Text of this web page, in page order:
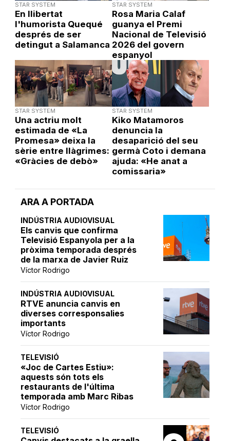
ARA A PORTADA
INDÚSTRIA AUDIOVISUAL
Els canvis que confirma
Televisió Espanyola per a la
pròxima temporada després
de la marxa de Javier Ruiz
Víctor Rodrigo
INDÚSTRIA AUDIOVISUAL
RTVE anuncia canvis en
diverses corresponsalies
importants
Víctor Rodrigo
TELEVISIÓ
«Joc de Cartes Estiu»:
aquests són tots els
restaurants de l'última
temporada amb Marc Ribas
Víctor Rodrigo
TELEVISIÓ
STAR SYSTEM
En llibertat
l'humorista Quequé
després de ser
detingut a Salamanca
STAR SYSTEM
Rosa Maria Calaf
guanya el Premi
Nacional de Televisió
2026 del govern
espanyol
STAR SYSTEM
Una actriu molt
estimada de «La
Promesa» deixa la
sèrie entre llàgrimes:
«Gràcies de debò»
STAR SYSTEM
Kiko Matamoros
denuncia la
desaparició del seu
germà Coto i demana
ajuda: «He anat a
comissaria»